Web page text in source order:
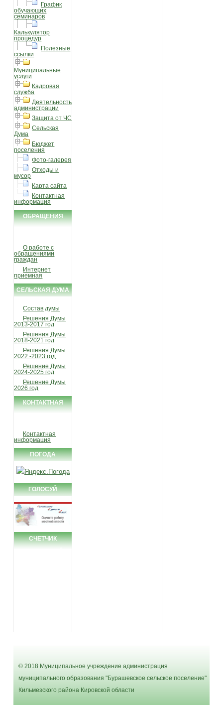
График
обучающих
семинаров
Калькулятор
процедур
Полезные
ссылки
Муниципальные
услуги
Кадровая
служба
Деятельность
администрации
Защита от ЧС
Сельская
Дума
Бюджет
поселения
Фото-галерея
Отходы и
мусор
Карта сайта
Контактная
информация
ОБРАЩЕНИЯ
О работе с
обращениями
граждан
Интернет
приемная
СЕЛЬСКАЯ ДУМА
Состав думы
Решения Думы
2013-2017 год
Решения Думы
2018-2021 год
Решения Думы
2022 -2023 год
Решение Думы
2024-2025 год
Решение Думы
2026 год
КОНТАКТНАЯ
Контактная
информация
ПОГОДА
ГОЛОСУЙ
СЧЕТЧИК
© 2018 Муниципальное учреждение администрация
муниципального образования "Бурашевское сельское поселение"
Кильмезского района Кировской области